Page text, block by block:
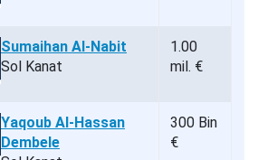
Sumaihan Al-Nabit
Sol Kanat
1.00
mil. €
Yaqoub Al-Hassan
Dembele
300 Bin
€